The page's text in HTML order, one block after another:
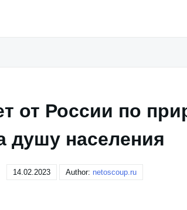
от России по
душу населения
14.02.2023 Author: netoscoup.ru